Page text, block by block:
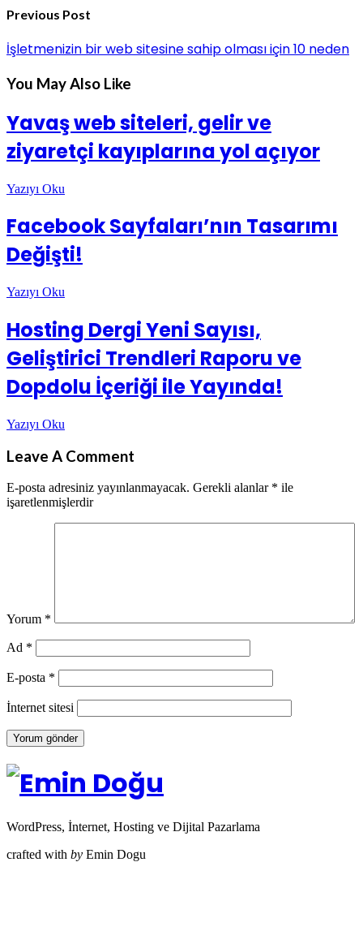
Previous Post
İşletmenizin bir web sitesine sahip olması için 10 neden
You May Also Like
Yavaş web siteleri, gelir ve
ziyaretçi kayıplarına yol açıyor
Yazıyı Oku
Facebook Sayfaları’nın Tasarımı
Değişti!
Yazıyı Oku
Hosting Dergi Yeni Sayısı,
Geliştirici Trendleri Raporu ve
Dopdolu İçeriği ile Yayında!
Yazıyı Oku
Leave A Comment
E-posta adresiniz yayınlanmayacak. Gerekli alanlar * ile
işaretlenmişlerdir
Yorum *
Ad *
E-posta *
İnternet sitesi
WordPress, İnternet, Hosting ve Dijital Pazarlama
crafted with by Emin Dogu